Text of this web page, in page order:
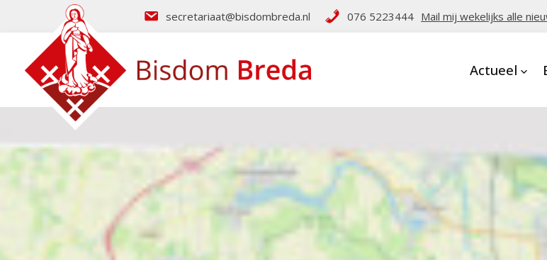
secretariaat@bisdombreda.nl 076 5223444 Mail mij wekelijks alle
Actueel